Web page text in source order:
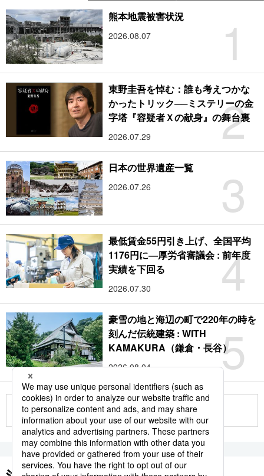
1
熊本地震被害状況
2026.08.07
2
東野圭吾を悼む：誰も考えつかな
かったトリック──ミステリーの金
字塔『容疑者Ｘの献身』の舞台裏
2026.07.29
3
日本の世界遺産一覧
2026.07.26
4
最低賃金55円引き上げ、全国平均
1176円に―厚労省審議会 : 前年度
実績を下回る
2026.07.30
5
豪雪の地と海辺の町で220年の時を
刻んだ伝統建築 : WITH
KAMAKURA（鎌倉・長谷）
2026.08.04
もっと見る